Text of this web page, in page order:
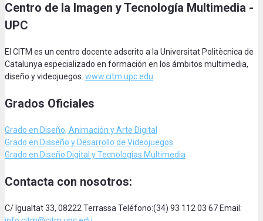
Centro de la Imagen y Tecnología Multimedia -
UPC
El CITM es un centro docente adscrito a la Universitat Politècnica de
Catalunya especializado en formación en los ámbitos multimedia,
diseño y videojuegos. www.citm.upc.edu
Grados Oficiales
Grado en Diseño, Animación y Arte Digital
Grado en Disseño y Desarrollo de Videojuegos
Grado en Diseño Digital y Tecnologias Multimedia
Contacta con nosotros:
C/ Igualtat 33, 08222 Terrassa Teléfono:(34) 93 112 03 67 Email: